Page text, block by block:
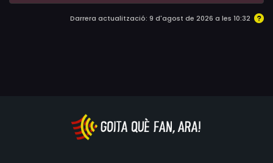
Darrera actualització: 9 d'agost de 2026 a les 10:32